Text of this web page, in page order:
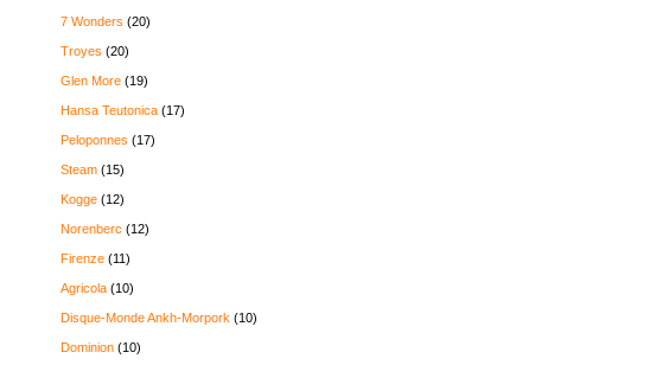
7 Wonders (20)
Troyes (20)
Glen More (19)
Hansa Teutonica (17)
Peloponnes (17)
Steam (15)
Kogge (12)
Norenberc (12)
Firenze (11)
Agricola (10)
Disque-Monde Ankh-Morpork (10)
Dominion (10)